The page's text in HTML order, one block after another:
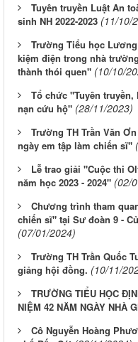
Tuyên truyền Luật An
sinh NH 2022-2023 (11/10/
Trường Tiểu học
kiệm điện trong nhà
thành thói quen" (10/10/
Tổ chức "Tuyên truyền,
nạn cứu hộ" (28/11/2023)
Trường TH Trần Văn
ngày em tập làm chiến sĩ"
Lễ trao giải "Cuộc thi
năm học 2023 - 2024" (02/
Chương trình tham
chiến sĩ" tại Sư đoàn 9 -
(07/01/2024)
Trường TH Trần Quốc
giảng hội đồng. (10/11/
TRƯỜNG TIỂU HỌC
NIỆM 42 NĂM NGÀY NHÀ
Cô Nguyễn Hoàng